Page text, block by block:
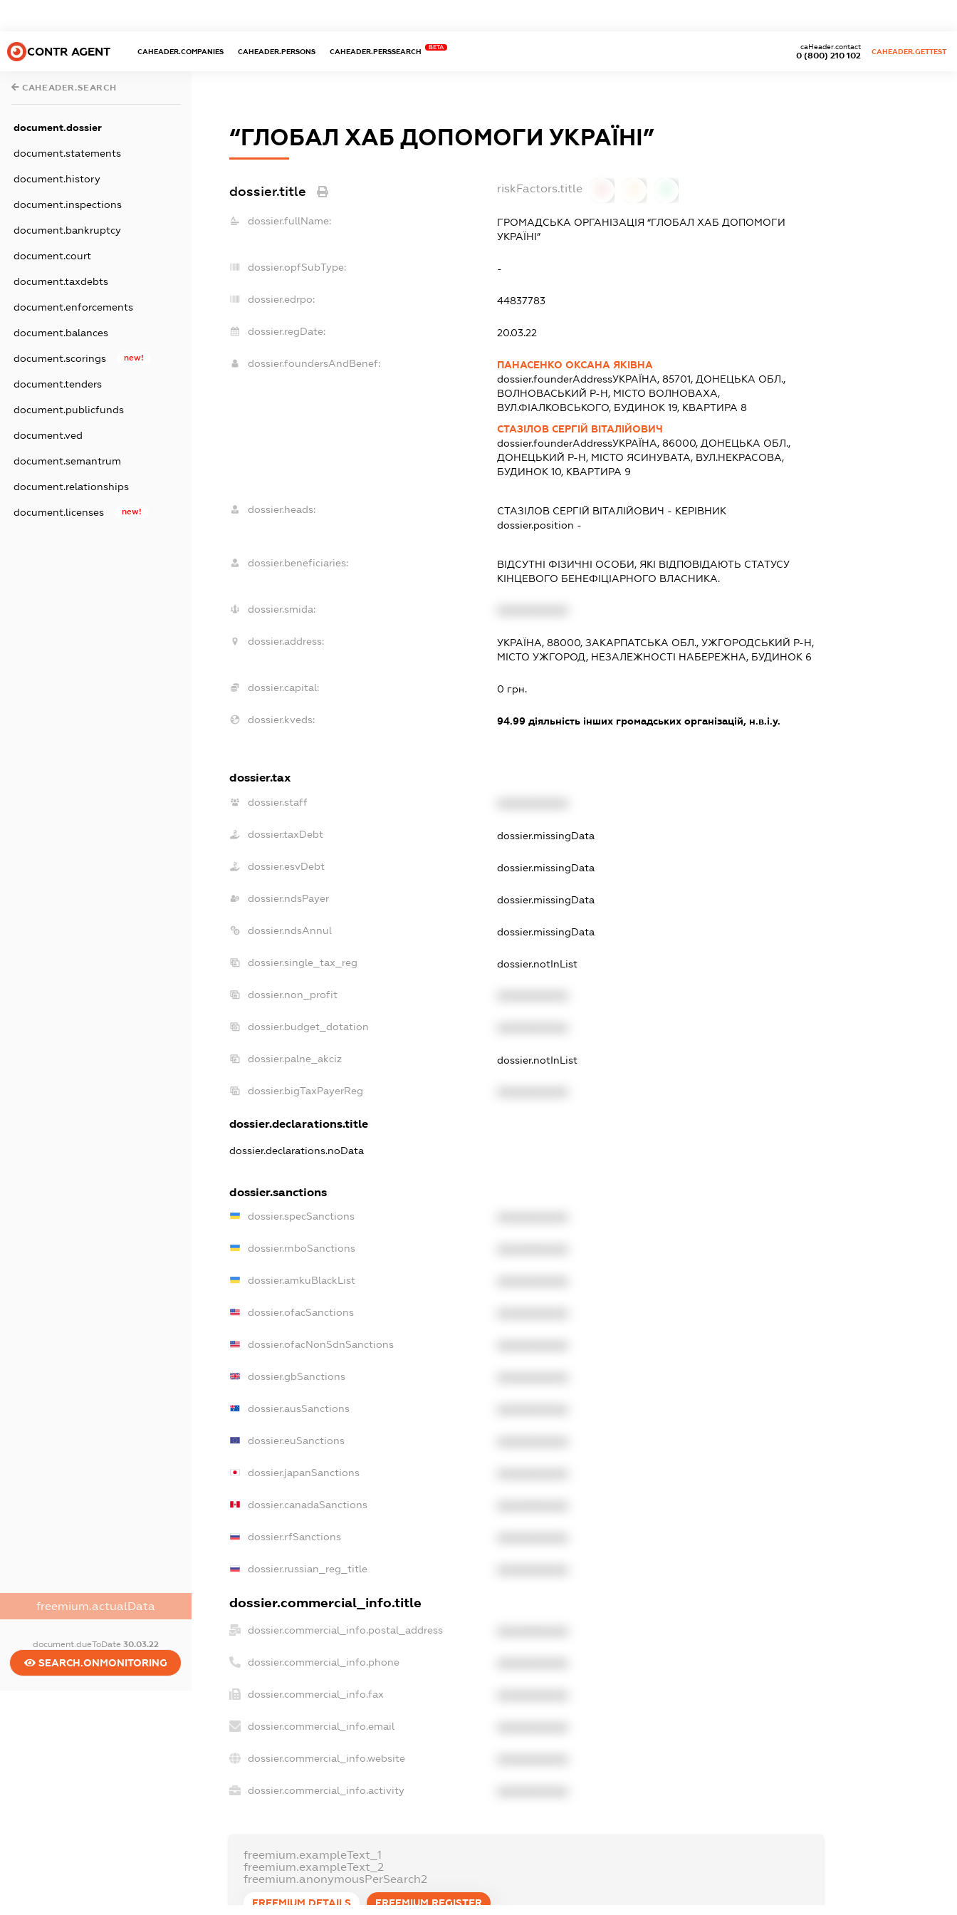
CONTR AGENT CAHEADER.COMPANIES CAHEADER.PERSONS CAHEADER.PERSSEARCH
BETA
0 (800) 210 102
caHeader.contact
CAHEADER.GETTEST
CAHEADER.SEARCH
document.dossier
document.statements
document.history
document.inspections
document.bankruptcy
document.court
document.taxdebts
document.enforcements
document.balances
document.scorings new!
document.tenders
document.publicfunds
document.ved
document.semantrum
document.relationships
document.licenses new!
freemium.actualData
document.dueToDate 30.03.22
SEARCH.ONMONITORING
“ГЛОБАЛ ХАБ ДОПОМОГИ УКРАЇНІ”
dossier.title riskFactors.title
dossier.fullName:
ГРОМАДСЬКА ОРГАНІЗАЦІЯ “ГЛОБАЛ ХАБ ДОПОМОГИ
УКРАЇНІ”
dossier.opfSubType: -
dossier.edrpo: 44837783
dossier.regDate: 20.03.22
dossier.foundersAndBenef:
ПАНАСЕНКО ОКСАНА ЯКІВНА
dossier.founderAddressУКРАЇНА, 85701, ДОНЕЦЬКА ОБЛ.,
ВОЛНОВАСЬКИЙ Р-Н, МІСТО ВОЛНОВАХА,
ВУЛ.ФІАЛКОВСЬКОГО, БУДИНОК 19, КВАРТИРА 8
СТАЗІЛОВ СЕРГІЙ ВІТАЛІЙОВИЧ
dossier.founderAddressУКРАЇНА, 86000, ДОНЕЦЬКА ОБЛ.,
ДОНЕЦЬКИЙ Р-Н, МІСТО ЯСИНУВАТА, ВУЛ.НЕКРАСОВА,
БУДИНОК 10, КВАРТИРА 9
dossier.heads: СТАЗІЛОВ СЕРГІЙ ВІТАЛІЙОВИЧ - КЕРІВНИК
dossier.position -
dossier.beneficiaries:
ВІДСУТНІ ФІЗИЧНІ ОСОБИ, ЯКІ ВІДПОВІДАЮТЬ СТАТУСУ
КІНЦЕВОГО БЕНЕФІЦІАРНОГО ВЛАСНИКА.
dossier.smida:
dossier.address:
УКРАЇНА, 88000, ЗАКАРПАТСЬКА ОБЛ., УЖГОРОДСЬКИЙ Р-Н,
МІСТО УЖГОРОД, НЕЗАЛЕЖНОСТІ НАБЕРЕЖНА, БУДИНОК 6
dossier.capital: 0 грн.
dossier.kveds: 94.99діяльність інших громадських організацій, н.в.і.у.
dossier.tax
dossier.staff
dossier.taxDebt dossier.missingData
dossier.esvDebt dossier.missingData
dossier.ndsPayer dossier.missingData
dossier.ndsAnnul dossier.missingData
dossier.single_tax_reg dossier.notInList
dossier.non_profit
dossier.budget_dotation
dossier.palne_akciz dossier.notInList
dossier.bigTaxPayerReg
dossier.declarations.title
dossier.declarations.noData
dossier.sanctions
dossier.specSanctions
dossier.rnboSanctions
dossier.amkuBlackList
dossier.ofacSanctions
dossier.ofacNonSdnSanctions
dossier.gbSanctions
dossier.ausSanctions
dossier.euSanctions
dossier.japanSanctions
dossier.canadaSanctions
dossier.rfSanctions
dossier.russian_reg_title
dossier.commercial_info.title
dossier.commercial_info.postal_address
dossier.commercial_info.phone
dossier.commercial_info.fax
dossier.commercial_info.email
dossier.commercial_info.website
dossier.commercial_info.activity
freemium.exampleText_1
freemium.exampleText_2
freemium.anonymousPerSearch2
FREEMIUM.DETAILS FREEMIUM.REGISTER